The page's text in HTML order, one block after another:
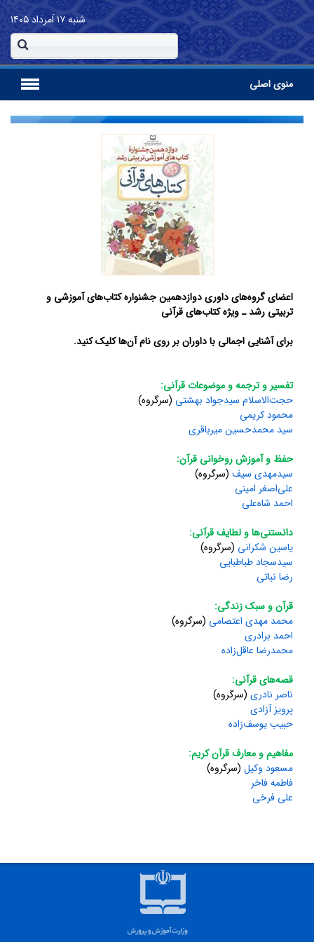
شنبه۱۷ اَمرداد ۱۴۰۵
منوی اصلی
اعضای گروه‌های داوری دوازدهمین جشنواره کتاب‌های آموزشی و
تربیتی رشد ـ ویژه کتاب‌های قرآنی
برای آشنایی اجمالی با داوران بر روی نام آن‌ها کلیک کنید.
تفسیر و ترجمه و موضوعات قرآنی:
حجت‌الاسلام سیدجواد بهشتی (سرگروه)
محمود کریمی
سید محمدحسین میرباقری
حفظ و آموزش روخوانی قرآن:
سیدمهدی سیف (سرگروه)
علی‌اصغر امینی
احمد شاه‌علی
دانستنی‌ها و لطایف قرآنی:
یاسین شکرانی (سرگروه)
سیدسجاد طباطبایی
رضا نباتی
قرآن و سبک زندگی:
محمد مهدی اعتصامی (سرگروه)
احمد برادری
محمدرضا عاقل‌زاده
قصه‌های قرآنی:
ناصر نادری (سرگروه)
پرویز آزادی
حبیب یوسف‌زاده
مفاهیم و معارف قرآن کریم:
مسعود وکیل (سرگروه)
فاطمه فاخر
علی فرخی